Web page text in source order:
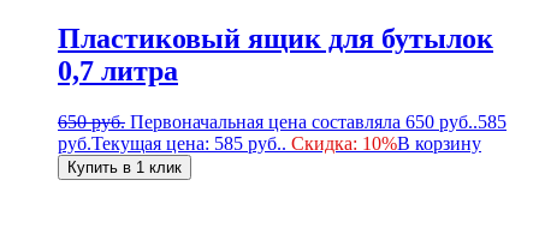
Пластиковый ящик для бутылок
0,7 литра
650руб. Первоначальная цена составляла 650 руб..585
руб.Текущая цена: 585 руб.. Скидка: 10%В корзину
Купить в 1 клик